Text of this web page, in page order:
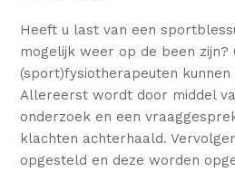
Heeft u last van een
mogelijk weer op de been zijn?
(sport)fysiotherapeuten kunnen
Allereerst wordt door middel
onderzoek en een
klachten achterhaald.
opgesteld en deze worden